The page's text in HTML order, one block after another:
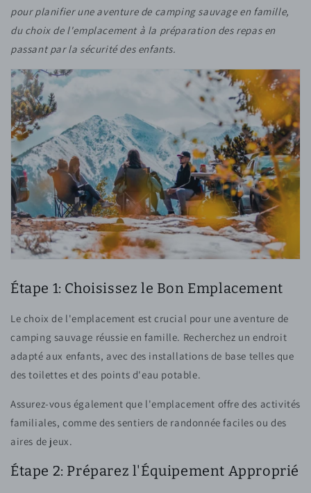
pour planifier une aventure de camping sauvage en famille,
du choix de l'emplacement à la préparation des repas en
passant par la sécurité des enfants.
Étape 1: Choisissez le Bon Emplacement
Le choix de l'emplacement est crucial pour une aventure de
camping sauvage réussie en famille. Recherchez un endroit
adapté aux enfants, avec des installations de base telles que
des toilettes et des points d'eau potable.
Assurez-vous également que l'emplacement offre des activités
familiales, comme des sentiers de randonnée faciles ou des
aires de jeux.
Étape 2: Préparez l'Équipement Approprié